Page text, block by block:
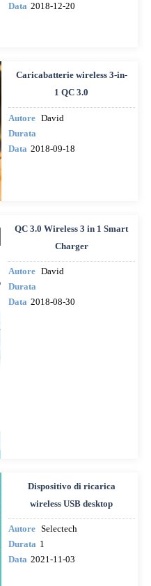
Data 2018-12-20
Caricabatterie wireless 3-in-
1 QC 3.0
Autore David
Durata
Data 2018-09-18
QC 3.0 Wireless 3 in 1 Smart
Charger
Autore David
Durata
Data 2018-08-30
Dispositivo di ricarica
wireless USB desktop
Autore Selectech
Durata 1
Data 2021-11-03